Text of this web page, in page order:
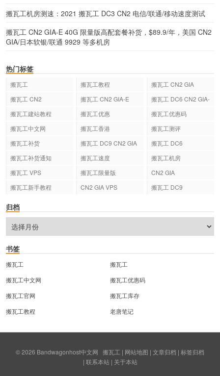
搬瓦工机房测速：2021 搬瓦工 DC3 CN2 电信/联通/移动速度测试
搬瓦工 CN2 GIA-E 40G 限量版高配套餐补货，$89.9/年，美国 CN2
GIA/日本软银/联通 9929 等多机房
热门标签
搬瓦工 搬瓦工教程
搬瓦工 CN2 GIA
搬瓦工 CN2
搬瓦工 CN2 GIA-E
搬瓦工 DC6 CN2 GIA-
搬瓦工建站教程 搬瓦工优惠
搬瓦工优惠码
搬瓦工中文网
搬瓦工香港
搬瓦工测评
搬瓦工补货
搬瓦工 DC9 CN2 GIA
搬瓦工 DC6
搬瓦工补货通知
搬瓦工速度
搬瓦工机房
搬瓦工 VPS
搬瓦工限量版
CN2 GIA
搬瓦工新手教程
CN2 GIA VPS 搬瓦工 DC9
归档
书签
搬瓦工
搬瓦工
搬瓦工中文网
搬瓦工优惠码
搬瓦工官网
搬瓦工库存
搬瓦工教程
老唐笔记
© 2026 Bandwagonhost中文网 搬瓦工 | 网站地图 | 文章归档 | 标签归档
| 联系本站| 关于本站